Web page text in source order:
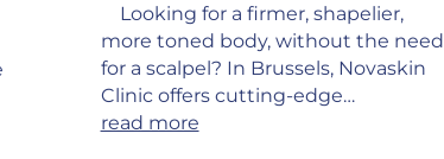
Looking for a firmer, shapelier,
more toned body, without the need
for a scalpel? In Brussels, Novaskin
Clinic offers cutting-edge
technology that naturally reshapes
read more